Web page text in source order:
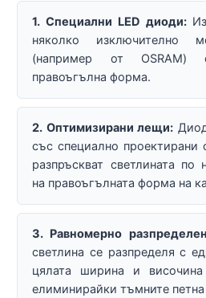
1. Специални LED диоди:
няколко изключително
(например от OSRAM)
правоъгълна форма.
2. Оптимизирани лещи:
със специално проектирани
разпръскват светлината по
на правоъгълната форма на
3. Равномерно
светлина се разпределя с
цялата ширина и
елиминирайки тъмните петна